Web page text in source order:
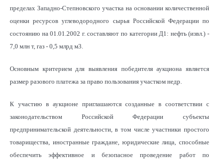
пределах Западно-Степновского участка на основании количественной
оценки ресурсов углеводородного сырья Российской Федерации по
состоянию на 01.01.2002 г. составляют по категории Д1: нефть (извл.) -
7,0 млн т, газ - 0,5 млрд м3.
Основным критерием для выявления победителя аукциона является
размер разового платежа за право пользования участком недр.
К участию в аукционе приглашаются созданные в соответствии с
законодательством Российской Федерации субъекты
предпринимательской деятельности, в том числе участники простого
товарищества, иностранные граждане, юридические лица, способные
обеспечить эффективное и безопасное проведение работ по